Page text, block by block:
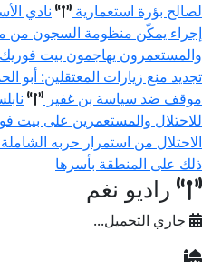
لصالح بؤرة استعمارية
نادي
إجراء يمكّن منظومة السجون من
والمستعمرون يهاجمون بيت
تجديد منع زيارات المعتقلين: أبو
موقف ضد سياسة بن غفير
للاحتلال والمستعمرين على بيت
الاحتلال من استمرار حربه
ذلك على المنطقة بأسرها
راديو نغم
جاري التحميل...